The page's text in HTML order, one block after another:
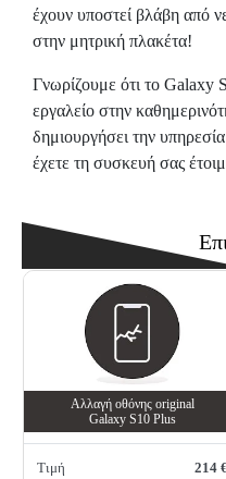
έχουν υποστεί βλάβη από
στην μητρική πλακέτα!
Γνωρίζουμε ότι το Galaxy
εργαλείο στην
δημιουργήσει την
έχετε τη συσκευή σας
Αλλαγή oθόνης οriginal
Galaxy S10 Plus
Τιμή 214